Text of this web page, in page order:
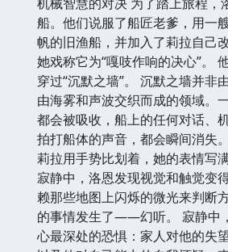
船。他们说服了船匠老爹，用一
帆的旧渔船，并加入了莉拉自
她戏称它为“嘎吱作响的决心”。
穿过“沉默之墙”。 沉默之墙并非
由海雾和声波交织而成的领域。
都会被吸收，船上的任何对话、
拍打船体的声音，都会瞬间消失
莉拉用手势比划着，她的表情写
寂静中，洛恩发现视觉和触觉变
赖那些地图上闪烁的微光来判断
的事情发生了——幻听。 寂静中
心最深处的恐惧：家人对他的失